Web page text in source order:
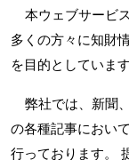
本ウェブサービ
多くの方々に知財
を目的としています
弊社では、新聞
の各種記事におい
行っております。